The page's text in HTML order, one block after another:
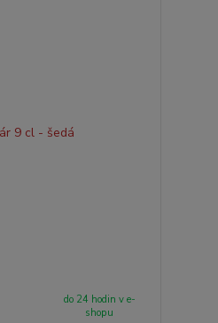
do 24 hodin v e-
shopu